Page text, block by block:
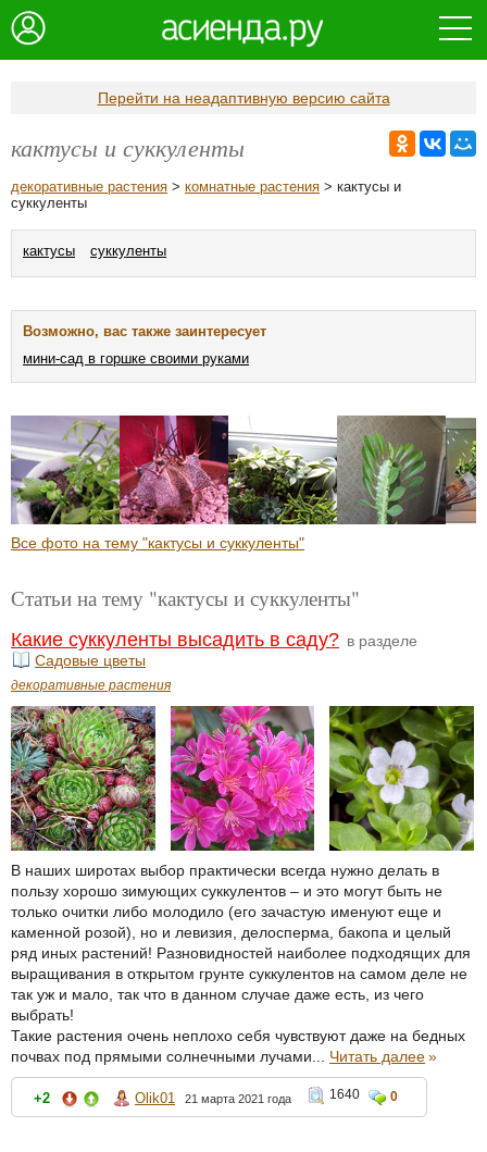
Перейти на неадаптивную версию сайта
кактусы и суккуленты
декоративные растения > комнатные растения > кактусы и
суккуленты
кактусы суккуленты
Возможно, вас также заинтересует
мини-сад в горшке своими руками
Все фото на тему "кактусы и суккуленты"
Статьи на тему "кактусы и суккуленты"
Какие суккуленты высадить в саду? в разделе
Садовые цветы
декоративные растения
В наших широтах выбор практически всегда нужно делать в
пользу хорошо зимующих суккулентов – и это могут быть не
только очитки либо молодило (его зачастую именуют еще и
каменной розой), но и левизия, делосперма, бакопа и целый
ряд иных растений! Разновидностей наиболее подходящих для
выращивания в открытом грунте суккулентов на самом деле не
так уж и мало, так что в данном случае даже есть, из чего
выбрать!
Такие растения очень неплохо себя чувствуют даже на бедных
почвах под прямыми солнечными лучами... Читать далее»
+2 Olik01 21 марта 2021 года 1640 0